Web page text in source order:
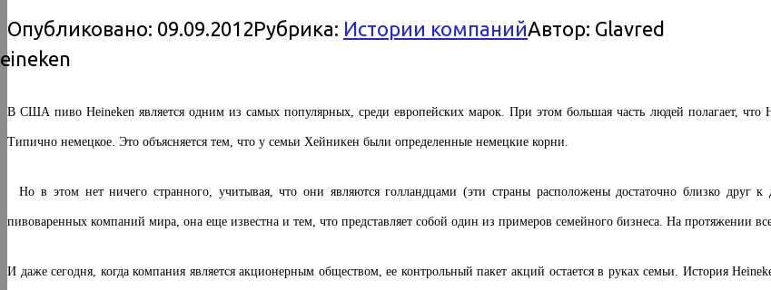
Опубликовано: 09.09.2012Рубрика: Истории компанийАвтор: Glavred
В США пиво Heineken является одним из самых популярных, среди европейских марок. При этом большая часть людей полагает, что
Типично немецкое. Это объясняется тем, что у семьи Хейникен были определенные немецкие корни.
Но в этом нет ничего странного, учитывая, что они являются голландцами (эти страны расположены достаточно близко друг
пивоваренных компаний мира, она еще известна и тем, что представляет собой один из примеров семейного бизнеса. На протяжении
И даже сегодня, когда компания является акционерным обществом, ее контрольный пакет акций остается в руках семьи. История